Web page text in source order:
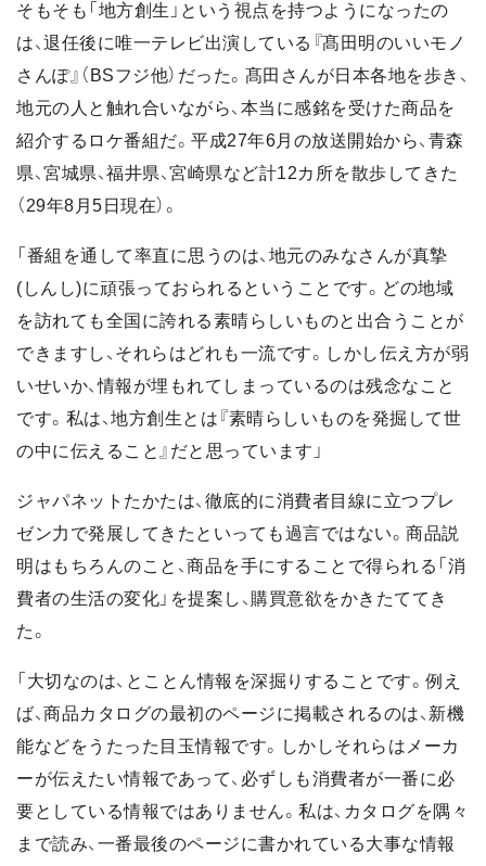
そもそも「地方創生」という視点を持つようになったの
は、退任後に唯一テレビ出演している『髙田明のいいモノ
さんぽ』（BSフジ他）だった。髙田さんが日本各地を歩き、
地元の人と触れ合いながら、本当に感銘を受けた商品を
紹介するロケ番組だ。平成27年6月の放送開始から、青森
県、宮城県、福井県、宮崎県など計12カ所を散歩してきた
（29年8月5日現在）。
「番組を通して率直に思うのは、地元のみなさんが真摯
(しんし)に頑張っておられるということです。どの地域
を訪れても全国に誇れる素晴らしいものと出合うことが
できますし、それらはどれも一流です。しかし伝え方が弱
いせいか、情報が埋もれてしまっているのは残念なこと
です。私は、地方創生とは『素晴らしいものを発掘して世
の中に伝えること』だと思っています」
ジャパネットたかたは、徹底的に消費者目線に立つプレ
ゼン力で発展してきたといっても過言ではない。商品説
明はもちろんのこと、商品を手にすることで得られる「消
費者の生活の変化」を提案し、購買意欲をかきたててき
た。
「大切なのは、とことん情報を深掘りすることです。例え
ば、商品カタログの最初のページに掲載されるのは、新機
能などをうたった目玉情報です。しかしそれらはメーカ
ーが伝えたい情報であって、必ずしも消費者が一番に必
要としている情報ではありません。私は、カタログを隅々
まで読み、一番最後のページに書かれている大事な情報